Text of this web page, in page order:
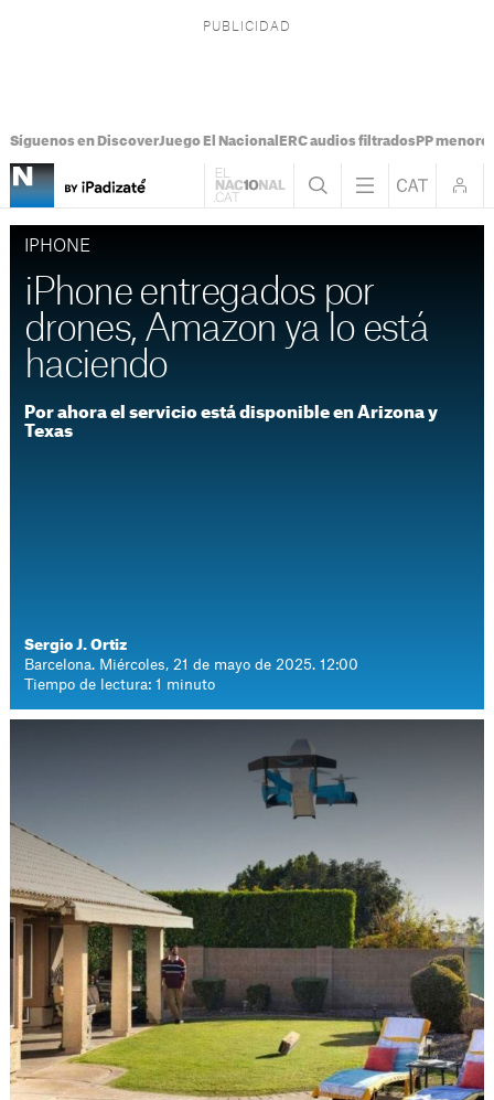
Síguenos en DiscoverJuego El Nacional ERC audios filtradosPP
IPHONE
iPhone entregados por
drones, Amazon ya lo está
haciendo
Por ahora el servicio está disponible en Arizona y
Texas
Sergio J. Ortiz
Barcelona. Miércoles, 21 de mayo de 2025. 12:00
Tiempo de lectura: 1 minuto